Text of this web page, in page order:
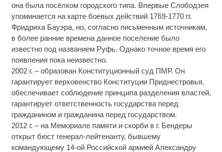
она была посёлком городского типа. Впервые Слободзея
упоминается на карте боевых действий 1769-1770 гг.
Фридриха Бауэра, но, согласно письменным источникам,
в более ранние времена данное поселение было
известно под названием Руфь. Однако точное время его
появления пока неизвестно.
2002 г. – образован Конституционный суд ПМР. Он
гарантирует верховенство Конституции Приднестровья,
обеспечивает соблюдение принципа разделения властей,
гарантирует ответственность государства перед
гражданином и гражданина перед государством.
2012 г. – на Мемориале памяти и скорби в г. Бендеры
открыт бюст генерал-лейтенанту, бывшему
командующему 14-ой Российской армией Александру